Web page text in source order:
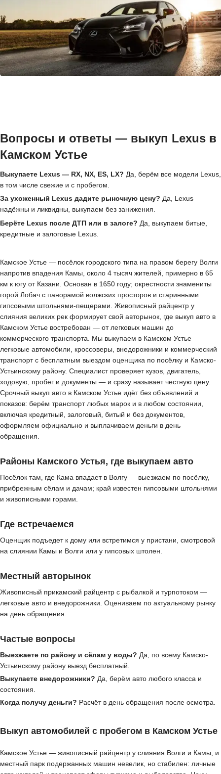
Вопросы и ответы — выкуп Lexus в
Камском Устье
Выкупаете Lexus — RX, NX, ES, LX? Да, берём все модели Lexus,
в том числе свежие и с пробегом.
За ухоженный Lexus дадите рыночную цену? Да, Lexus
надёжны и ликвидны, выкупаем без занижения.
Берёте Lexus после ДТП или в залоге? Да, выкупаем битые,
кредитные и залоговые Lexus.
Камское Устье — посёлок городского типа на правом берегу Волги
напротив впадения Камы, около 4 тысяч жителей, примерно в 65
км к югу от Казани. Основан в 1650 году; окрестности знамениты
горой Лобач с панорамой волжских просторов и старинными
гипсовыми штольнями-пещерами. Живописный райцентр у
слияния великих рек формирует свой авторынок, где выкуп авто в
Камском Устье востребован — от легковых машин до
коммерческого транспорта. Мы выкупаем в Камском Устье
легковые автомобили, кроссоверы, внедорожники и коммерческий
транспорт с бесплатным выездом оценщика по посёлку и Камско-
Устьинскому району. Специалист проверяет кузов, двигатель,
ходовую, пробег и документы — и сразу называет честную цену.
Срочный выкуп авто в Камском Устье идёт без объявлений и
показов: берём транспорт любых марок и в любом состоянии,
включая кредитный, залоговый, битый и без документов,
оформляем официально и выплачиваем деньги в день
обращения.
Районы Камского Устья, где выкупаем авто
Посёлок там, где Кама впадает в Волгу — выезжаем по посёлку,
прибрежным сёлам и дачам; край известен гипсовыми штольнями
и живописными горами.
Где встречаемся
Оценщик подъедет к дому или встретимся у пристани, смотровой
на слиянии Камы и Волги или у гипсовых штолен.
Местный авторынок
Живописный прикамский райцентр с рыбалкой и турпотоком —
легковые авто и внедорожники. Оцениваем по актуальному рынку
на день обращения.
Частые вопросы
Выезжаете по району и сёлам у воды? Да, по всему Камско-
Устьинскому району выезд бесплатный.
Выкупаете внедорожники? Да, берём авто любого класса и
состояния.
Когда получу деньги? Расчёт в день обращения после осмотра.
Выкуп автомобилей с пробегом в Камском Устье
Камское Устье — живописный райцентр у слияния Волги и Камы, и
местный парк подержанных машин невелик, но стабилен: личные